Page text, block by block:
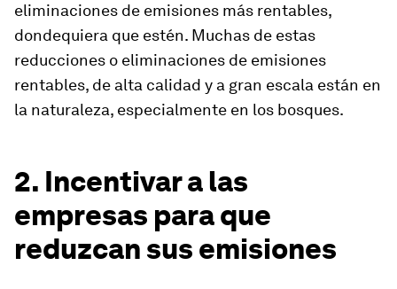
eliminaciones de emisiones más rentables,
dondequiera que estén. Muchas de estas
reducciones o eliminaciones de emisiones
rentables, de alta calidad y a gran escala están en
la naturaleza, especialmente en los bosques.
2. Incentivar a las
empresas para que
reduzcan sus emisiones